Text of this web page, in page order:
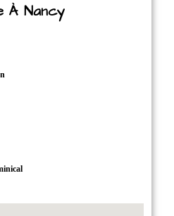
À Nancy